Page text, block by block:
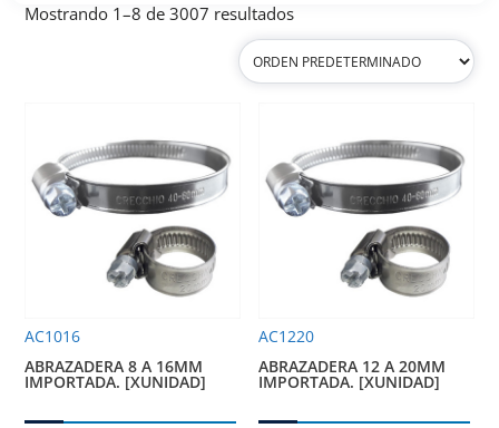
Mostrando 1–8 de 3007 resultados
AC1016
ABRAZADERA 8 A 16MM
IMPORTADA. [XUNIDAD]
AC1220
ABRAZADERA 12 A 20MM
IMPORTADA. [XUNIDAD]